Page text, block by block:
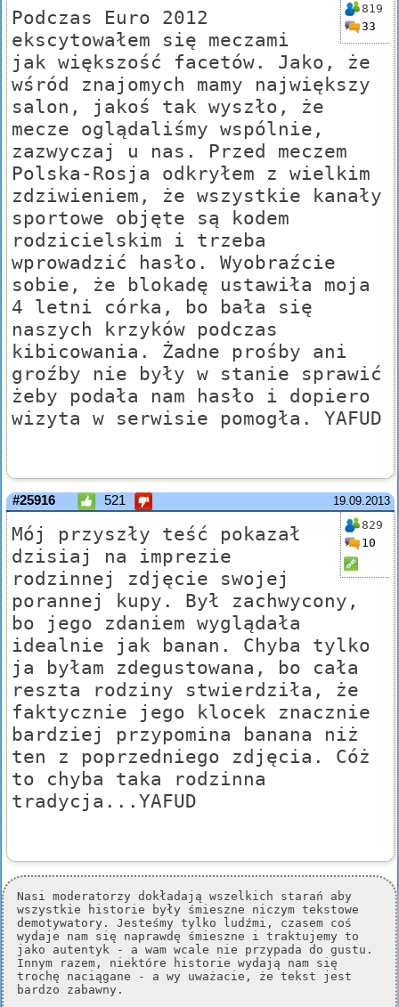
819
33
Podczas Euro 2012
ekscytowałem się meczami
jak większość facetów. Jako, że
wśród znajomych mamy największy
salon, jakoś tak wyszło, że
mecze oglądaliśmy wspólnie,
zazwyczaj u nas. Przed meczem
Polska-Rosja odkryłem z wielkim
zdziwieniem, że wszystkie kanały
sportowe objęte są kodem
rodzicielskim i trzeba
wprowadzić hasło. Wyobraźcie
sobie, że blokadę ustawiła moja
4 letni córka, bo bała się
naszych krzyków podczas
kibicowania. Żadne prośby ani
groźby nie były w stanie sprawić
żeby podała nam hasło i dopiero
wizyta w serwisie pomogła. YAFUD
19.09.2013
#25916 521
829
10
Mój przyszły teść pokazał
dzisiaj na imprezie
rodzinnej zdjęcie swojej
porannej kupy. Był zachwycony,
bo jego zdaniem wyglądała
idealnie jak banan. Chyba tylko
ja byłam zdegustowana, bo cała
reszta rodziny stwierdziła, że
faktycznie jego klocek znacznie
bardziej przypomina banana niż
ten z poprzedniego zdjęcia. Cóż
to chyba taka rodzinna
tradycja...YAFUD
Nasi moderatorzy dokładają wszelkich starań aby
wszystkie historie były śmieszne niczym tekstowe
demotywatory. Jesteśmy tylko ludźmi, czasem coś
wydaje nam się naprawdę śmieszne i traktujemy to
jako autentyk - a wam wcale nie przypada do gustu.
Innym razem, niektóre historie wydają nam się
trochę naciągane - a wy uważacie, że tekst jest
bardzo zabawny.